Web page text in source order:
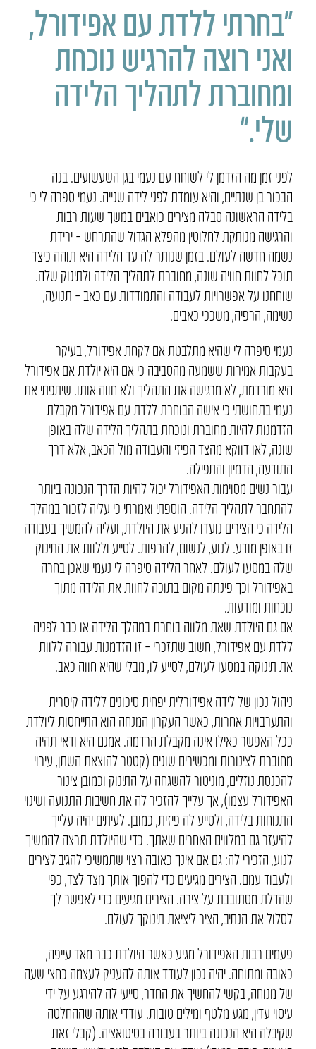
“בחרתי ללדת עם אפידורל,
ואני רוצה להרגיש נוכחת
ומחוברת לתהליך הלידה
שלי.”
לפני זמן מה הזדמן לי לשוחח עם נעמי בגן השעשועים. בנה
הבכור בן שנתיים, והיא עומדת לפני לידה שנייה. נעמי ספרה לי כי
בלידה הראשונה סבלה מצירים כואבים במשך שעות רבות
והרגישה מנותקת לחלוטין מהפלא הגדול שהתרחש – ירידת
נשמה חדשה לעולם. בזמן שנותר לה עד הלידה היא תוהה כיצד
תוכל לחוות חוויה שונה, מחוברת לתהליך הלידה ולתינוק שלה.
שוחחנו על אפשרויות לעבודה והתמודדות עם כאב – תנועה,
נשימה, הרפיה, משככי כאבים.
נעמי סיפרה לי שהיא מתלבטת אם לקחת אפידורל, בעיקר
בעקבות אמירות ששמעה מהסביבה כי אם היא יולדת אם אפידורל
היא מורדמת, לא מרגישה את התהליך ולא חווה אותו. שיתפתי את
נעמי בתחושתי כי אישה הבוחרת ללדת עם אפידורל מקבלת
הזדמנות להיות מחוברת ונוכחת בתהליך הלידה שלה באופן
שונה, לאו דווקא מהצד הפיזי והעבודה מול הכאב, אלא דרך
התודעה, הדמיון והתפילה.
עבור נשים מסוימות האפידורל יכול להיות הדרך הנכונה ביותר
להתחבר לתהליך הלידה. הוספתי ואמרתי כי עליה לזכור במהלך
הלידה כי הצירים נועדו להניע את היולדת, ועליה להמשיך בעבודה
זו באופן מודע. לנוע, לנשום, להרפות. לסייע וללוות את התינוק
שלה במסעו לעולם. לאחר הלידה סיפרה לי נעמי שאכן בחרה
באפידורל וכך פינתה מקום בתוכה לחוות את הלידה מתוך
נוכחות ומודעות.
אם גם היולדת שאת מלווה בוחרת במהלך הלידה או כבר לפניה
ללדת עם אפידורל, חשוב שתזכרי – זו הזדמנות עבורה ללוות
את תינוקה במסעו לעולם, לסייע לו, מבלי שהיא חווה כאב.
ניהול נכון של לידה אפידורלית יפחית סיכונים ללידה קיסרית
והתערבויות אחרות, כאשר העקרון המנחה הוא התייחסות ליולדת
ככל האפשר כאילו אינה מקבלת הרדמה. אמנם היא ודאי תהיה
מחוברת לצינורות ומכשירים שונים (קטטר להוצאת השתן, עירוי
להכנסת נוזלים, מוניטור להשגחה על התינוק וכמובן צינור
האפידורל עצמו), אך עלייך להזכיר לה את חשיבות התנועה ושינוי
התנוחות בלידה, ולסייע לה פיזית, כמובן. לעיתים יהיה עלייך
להיעזר גם במלווים האחרים שאתך. כדי שהיולדת תרצה להמשיך
לנוע, הזכירי לה: גם אם אינך כאובה רצוי שתמשיכי להגיב לצירים
ולעבוד עמם. הצירים מגיעים כדי להפוך אותך מצד לצד, כפי
שהדלת מסתובבת על צירה. הצירים מגיעים כדי לאפשר לך
לסלול את הנתיב, הציר ליציאת תינוקך לעולם.
פעמים רבות האפידורל מגיע כאשר היולדת כבר מאד עייפה,
כאובה ומתוחה. יהיה נכון לעודד אותה להעניק לעצמה כחצי שעה
של מנוחה, בקשי להחשיך את החדר, סייעי לה להירגע על ידי
עיסוי עדין, מגע מלטף ומילים טובות. עודדי אותה שההחלטה
שקיבלה היא הנכונה ביותר בעבורה בסיטואציה. (קבלי זאת